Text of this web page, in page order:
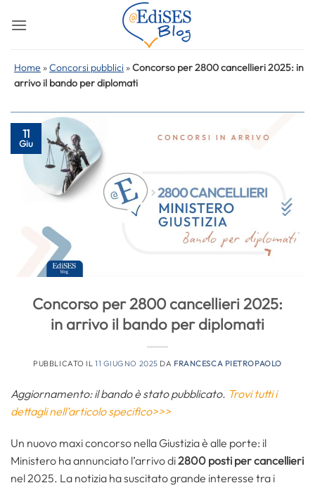
Home »Concorsi pubblici »Concorso per 2800 cancellieri 2025: in
arrivo il bando per diplomati
11
Giu
Concorso per 2800 cancellieri 2025:
in arrivo il bando per diplomati
PUBBLICATO IL 11 GIUGNO 2025 DA FRANCESCA PIETROPAOLO
Aggiornamento: il bando è stato pubblicato. Trovi tutti i
dettagli nell’articolo specifico>>>
Un nuovo maxi concorso nella Giustizia è alle porte: il
Ministero ha annunciato l’arrivo di2800 posti per cancellieri
nel 2025. La notizia ha suscitato grande interesse tra i